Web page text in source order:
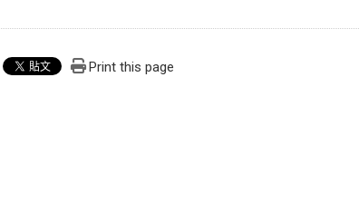
Print this page